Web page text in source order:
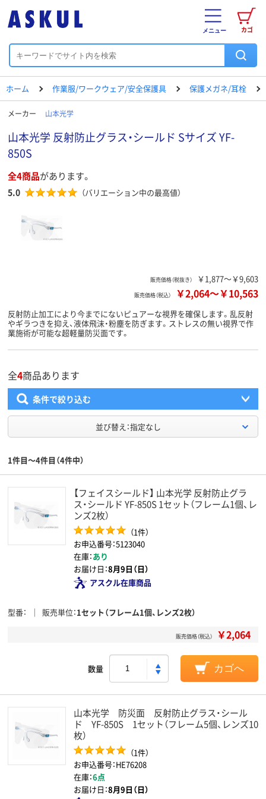
カゴ
メニュー
ホーム 作業服/ワークウェア/安全保護具 保護メガネ/耳栓
メーカー 山本光学
山本光学 反射防止グラス・シールド Sサイズ YF-
850S
全4商品があります。
5.0 （バリエーション中の最高値）
販売価格（税抜き） ￥1,877～￥9,603
販売価格（税込） ￥2,064～￥10,563
反射防止加工により今までにないピュアーな視界を確保します。乱反射
やギラつきを抑え、液体飛沫・粉塵を防ぎます。ストレスの無い視界で作
業施術が可能な超軽量防災面です。
全4商品あります
条件で絞り込む
並び替え：指定なし
1件目～4件目（4件中）
【フェイスシールド】 山本光学 反射防止グラ
ス・シールド YF-850S 1セット（フレーム1個、レ
ンズ2枚）
（1件）
お申込番号：5123040
在庫：あり
お届け日：8月9日（日）
アスクル在庫商品
型番 販売単位 1セット（フレーム1個、レンズ2枚）
販売価格（税込） ￥2,064
数量 カゴへ
山本光学 防災面 反射防止グラス・シール
ド YF-850S 1セット（フレーム5個、レンズ10
枚）
（1件）
お申込番号：HE76208
在庫：6点
お届け日：8月9日（日）